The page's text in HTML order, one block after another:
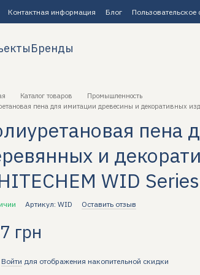
Контактная информация Блог Пользовательское
Бренды
Каталог товаров
Промышленность
пена для имитации древесины и декоративных
пена
и
WID Series
Артикул: WID Оставить отзыв
грн
Войти для отображения накопительной скидки